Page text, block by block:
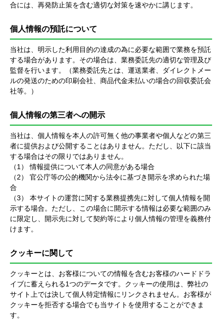
合には、再発防止策を含む適切な対策を速やかに講じます。
個人情報の預託について
当社は、明示した利用目的の達成の為に必要な範囲で業務を預託
する場合があります。その場合は、業務委託先の適切な管理及び
監督を行います。（業務委託先とは、運送業者、ダイレクトメー
ルの発送のための印刷会社、商品代金未払いの場合の回収委託会
社等。）
個人情報の第三者への開示
当社は、個人情報を本人の許可無く他の事業者や個人などの第三
者に提供および公開することはありません。ただし、以下に該当
する場合はその限りではありません。
（1） 情報提供について本人の同意がある場合
（2） 官公庁等の公的機関から法令に基づき開示を求められた場
合
（3） 本サイトの運営に関する業務提携先に対して個人情報を開
示する場合。ただし、この場合に開示する情報は必要な範囲のみ
に限定し、開示先に対して契約等により個人情報の管理を義務付
けます。
クッキーに関して
クッキーとは、お客様についての情報を含むお客様のハードドラ
イブに蓄えられる1つのデータです。クッキーの使用は、弊社の
サイト上では決して個人特定情報にリンクされません。お客様が
クッキーを拒否する場合でも当サイトを使用することができま
す。